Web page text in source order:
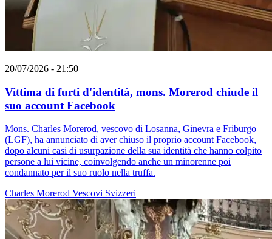
20/07/2026 - 21:50
Vittima di furti d'identità, mons. Morerod chiude il
suo account Facebook
Mons. Charles Morerod, vescovo di Losanna, Ginevra e Friburgo
(LGF), ha annunciato di aver chiuso il proprio account Facebook,
dopo alcuni casi di usurpazione della sua identità che hanno colpito
persone a lui vicine, coinvolgendo anche un minorenne poi
condannato per il suo ruolo nella truffa.
Charles Morerod Vescovi Svizzeri